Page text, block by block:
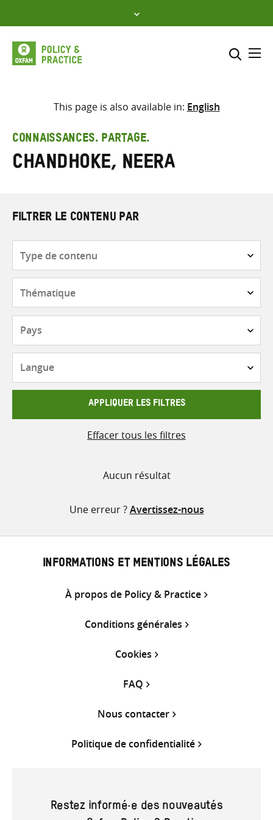
to
content
Sélectionner l’emplacement
Saisir
les
termes
This page is also available in: English
CONNAISSANCES. PARTAGE.
Chandhoke, Neera
FILTRER LE CONTENU PAR
contenu
APPLIQUER LES FILTRES
Effacer tous les filtres
Aucun résultat
Une erreur ?Avertissez-nous
INFORMATIONS ET MENTIONS LÉGALES
À propos de Policy & Practice
Conditions générales
Cookies
FAQ
Nous contacter
Politique de confidentialité
Restez informé·e des nouveautés